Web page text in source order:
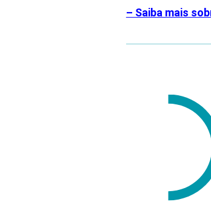
– Saiba mais